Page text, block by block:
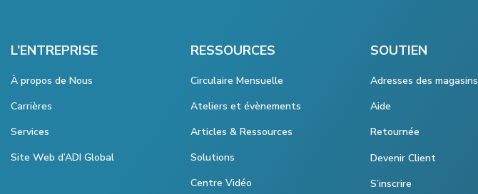
L’ENTREPRISE
À propos de Nous
Carrières
Services
Site Web d’ADI Global
RESSOURCES
Circulaire Mensuelle
Ateliers et évènements
Articles & Ressources
Solutions
Centre Vidéo
SOUTIEN
Adresses des magasins
Aide
Retournée
Devenir Client
S’inscrire